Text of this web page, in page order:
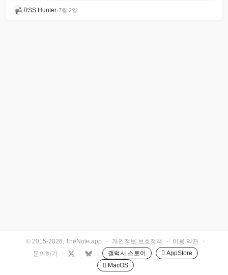
RSS Hunter•7월 2일
© 2015-2026, TheNote.app · 개인정보 보호정책 · 이용 약관
·
문의하기
· · · 갤럭시 스토어
 AppStore
 MacOS